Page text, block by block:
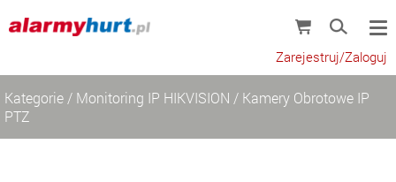
Zarejestruj/Zaloguj
Kategorie / Monitoring IP HIKVISION / Kamery Obrotowe IP
PTZ